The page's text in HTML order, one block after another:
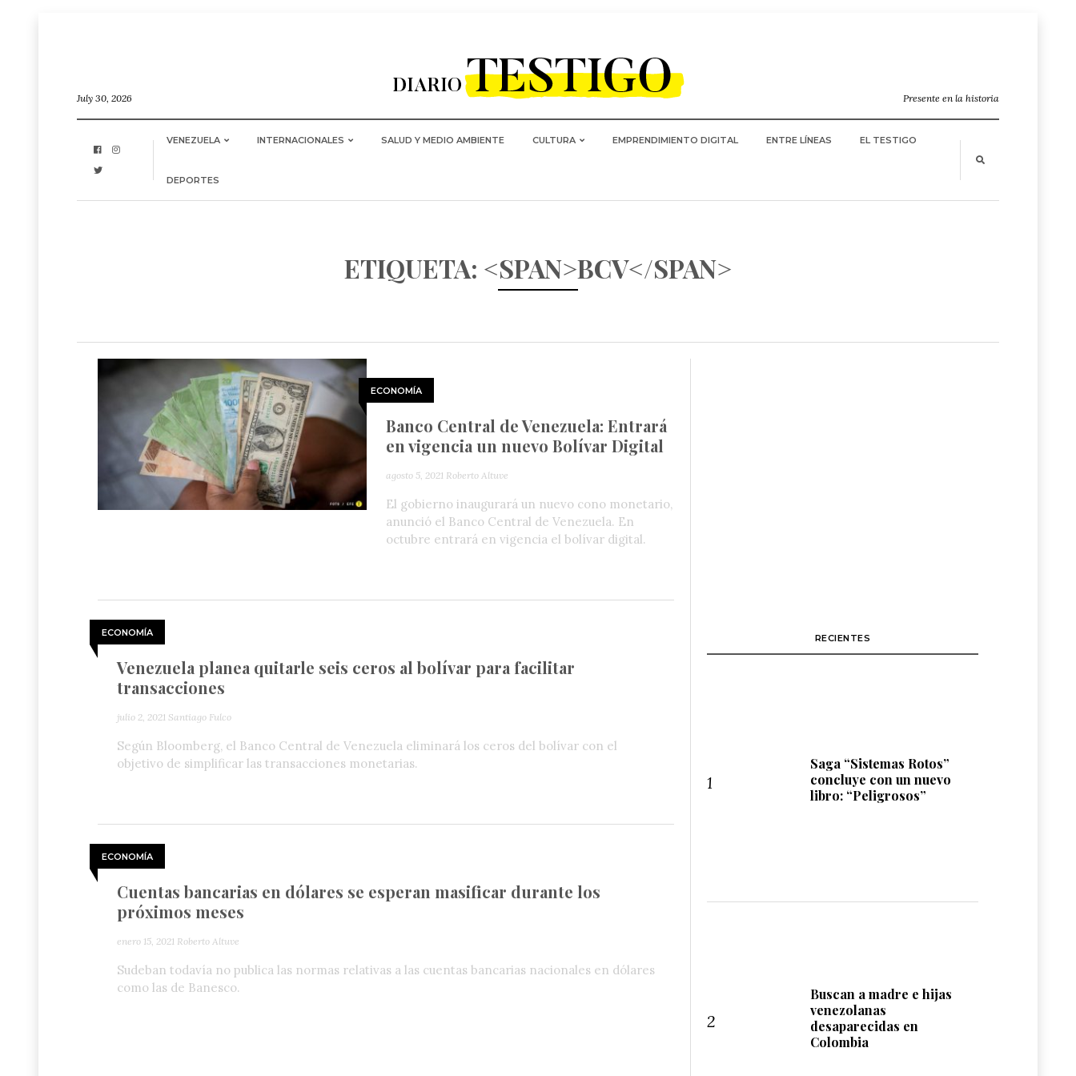
July 30, 2026 Presente en la historia
VENEZUELA INTERNACIONALES SALUD Y MEDIO AMBIENTE CULTURA EMPRENDIMIENTO DIGITAL ENTRE LÍNEAS EL TESTIGO
DEPORTES
ETIQUETA: <SPAN>BCV</SPAN>
ECONOMÍA
Banco Central de Venezuela: Entrará
en vigencia un nuevo Bolívar Digital
agosto 5, 2021 Roberto Altuve
El gobierno inaugurará un nuevo cono monetario,
anunció el Banco Central de Venezuela. En
octubre entrará en vigencia el bolívar digital.
ECONOMÍA
Venezuela planea quitarle seis ceros al bolívar para facilitar
transacciones
julio 2, 2021 Santiago Fulco
Según Bloomberg, el Banco Central de Venezuela eliminará los ceros del bolívar con el
objetivo de simplificar las transacciones monetarias.
ECONOMÍA
Cuentas bancarias en dólares se esperan masificar durante los
próximos meses
enero 15, 2021 Roberto Altuve
Sudeban todavía no publica las normas relativas a las cuentas bancarias nacionales en dólares
como las de Banesco.
RECIENTES
1
Saga “Sistemas Rotos”
concluye con un nuevo
libro: “Peligrosos”
2
Buscan a madre e hijas
venezolanas
desaparecidas en
Colombia